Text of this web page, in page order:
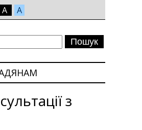
A A
з